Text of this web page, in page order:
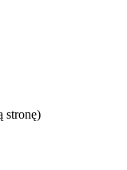
stronę)